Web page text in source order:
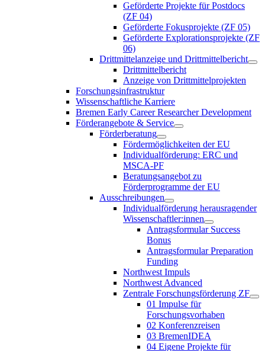
Geförderte Projekte für Postdocs
(ZF 04)
Geförderte Fokusprojekte (ZF 05)
Geförderte Explorationsprojekte (ZF
06)
Drittmittelanzeige und Drittmittelbericht
Drittmittelbericht
Anzeige von Drittmittelprojekten
Forschungsinfrastruktur
Wissenschaftliche Karriere
Bremen Early Career Researcher Development
Förderangebote & Service
Förderberatung
Fördermöglichkeiten der EU
Individualförderung: ERC und
MSCA-PF
Beratungsangebot zu
Förderprogramme der EU
Ausschreibungen
Individualförderung herausragender
Wissenschaftler:innen
Antragsformular Success
Bonus
Antragsformular Preparation
Funding
Northwest Impuls
Northwest Advanced
Zentrale Forschungsförderung ZF
01 Impulse für
Forschungsvorhaben
02 Konferenzreisen
03 BremenIDEA
04 Eigene Projekte für